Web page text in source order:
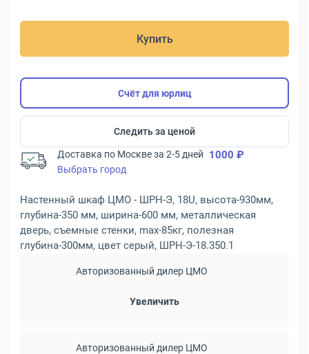
Купить
Счёт для юрлиц
Следить за ценой
Доставка по Москве за 2-5 дней 1000 ₽
Выбрать город
Настенный шкаф ЦМО - ШРН-Э, 18U, высота-930мм,
глубина-350 мм, ширина-600 мм, металлическая
дверь, съемные стенки, max-85кг, полезная
глубина-300мм, цвет серый, ШРН-Э-18.350.1
Авторизованный дилер ЦМО
Увеличить
Авторизованный дилер ЦМО